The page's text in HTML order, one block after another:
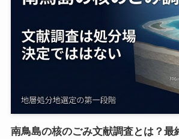
南鳥島の核のごみ文献調査とは？最